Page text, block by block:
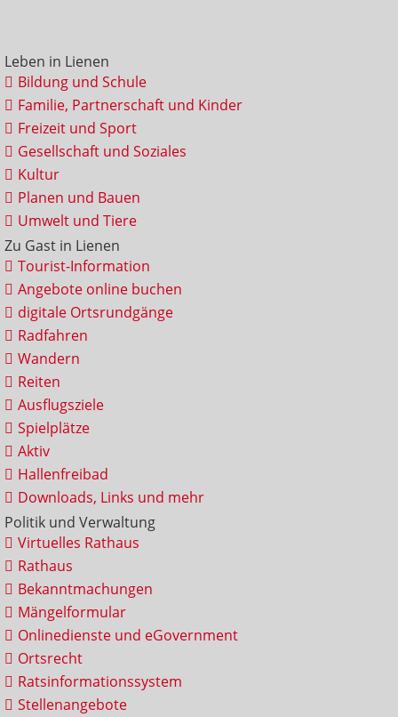
Leben in Lienen
Bildung und Schule
Familie, Partnerschaft und Kinder
Freizeit und Sport
Gesellschaft und Soziales
Kultur
Planen und Bauen
Umwelt und Tiere
Zu Gast in Lienen
Tourist-Information
Angebote online buchen
digitale Ortsrundgänge
Radfahren
Wandern
Reiten
Ausflugsziele
Spielplätze
Aktiv
Hallenfreibad
Downloads, Links und mehr
Politik und Verwaltung
Virtuelles Rathaus
Rathaus
Bekanntmachungen
Mängelformular
Onlinedienste und eGovernment
Ortsrecht
Ratsinformationssystem
Stellenangebote